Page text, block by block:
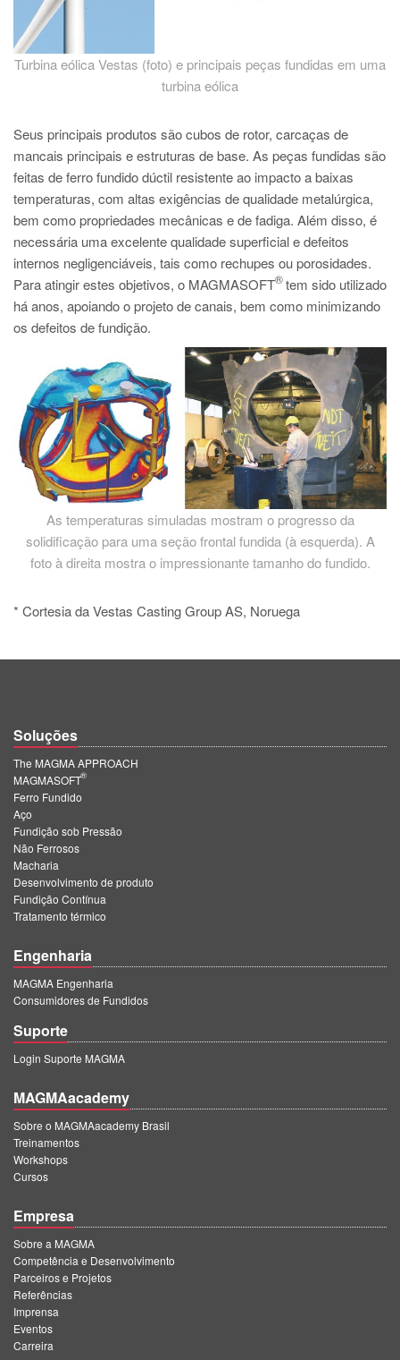
MAGMA Índia
MAGMA Coréia
KO
Turbina eólica Vestas (foto) e principais peças fundidas em uma
turbina eólica
Seus principais produtos são cubos de rotor, carcaças de
mancais principais e estruturas de base. As peças fundidas são
feitas de ferro fundido dúctil resistente ao impacto a baixas
temperaturas, com altas exigências de qualidade metalúrgica,
bem como propriedades mecânicas e de fadiga. Além disso, é
necessária uma excelente qualidade superficial e defeitos
internos negligenciáveis, tais como rechupes ou porosidades.
Para atingir estes objetivos, o MAGMASOFT
®tem sido utilizado
há anos, apoiando o projeto de canais, bem como minimizando
os defeitos de fundição.
As temperaturas simuladas mostram o progresso da
solidificação para uma seção frontal fundida (à esquerda). A
foto à direita mostra o impressionante tamanho do fundido.
* Cortesia da Vestas Casting Group AS, Noruega
Soluções
The MAGMA APPROACH
MAGMASOFT
®
Ferro Fundido
Aço
Fundição sob Pressão
Não Ferrosos
Macharia
Desenvolvimento de produto
Fundição Contínua
Tratamento térmico
Engenharia
MAGMA Engenharia
Consumidores de Fundidos
Suporte
Login Suporte MAGMA
MAGMAacademy
Sobre o MAGMAacademy Brasil
Treinamentos
Workshops
Cursos
Empresa
Sobre a MAGMA
Competência e Desenvolvimento
Parceiros e Projetos
Referências
Imprensa
Eventos
Carreira